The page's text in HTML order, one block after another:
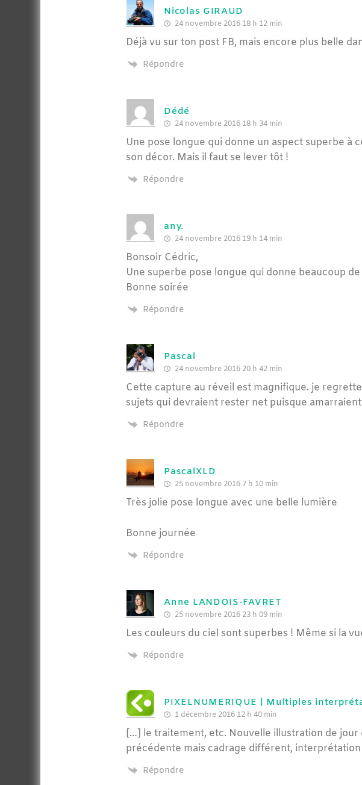
Nicolas GIRAUD
24 novembre 2016 18 h 12 min
Déjà vu sur ton post FB, mais encore plus belle
Répondre
Dédé
24 novembre 2016 18 h 34 min
Une pose longue qui donne un aspect superbe à
son décor. Mais il faut se lever tôt !
Répondre
any.
24 novembre 2016 19 h 14 min
Bonsoir Cédric,
Une superbe pose longue qui donne beaucoup
Bonne soirée
Répondre
Pascal
24 novembre 2016 20 h 42 min
Cette capture au réveil est magnifique. je
sujets qui devraient rester net puisque
Répondre
PascalXLD
25 novembre 2016 7 h 10 min
Très jolie pose longue avec une belle lumière
Bonne journée
Répondre
Anne LANDOIS-FAVRET
25 novembre 2016 23 h 09 min
Les couleurs du ciel sont superbes ! Même si la
Répondre
PIXELNUMERIQUE | Multiples
1 décembre 2016 12 h 40 min
[…] le traitement, etc. Nouvelle illustration de
précédente mais cadrage différent,
Répondre